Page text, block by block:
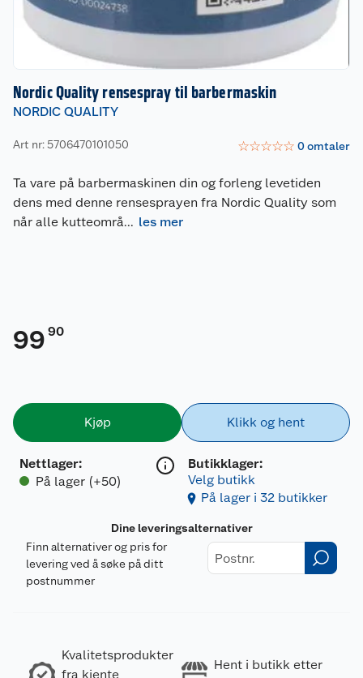
Nordic Quality rensespray til barbermaskin
NORDIC QUALITY
Art nr: 5706470101050 ☆☆☆☆☆ 0omtaler
Ta vare på barbermaskinen din og forleng levetiden
dens med denne rensesprayen fra Nordic Quality som
når alle kutteområ... les mer
99 90
Kjøp
Nettlager:
På lager (+50)
Klikk og hent
Butikklager:
Velg butikk
På lager i 32 butikker
Dine leveringsalternativer
Finn alternativer og pris for
levering ved å søke på ditt
postnummer
Kvalitetsprodukter
fra kjente
Hent i butikk etter